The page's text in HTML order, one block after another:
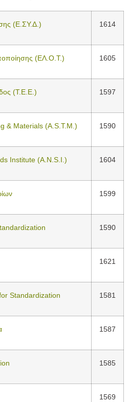
(Ε.ΣΥ.Δ.) 1614
(ΕΛ.Ο.Τ.) 1605
(Τ.Ε.Ε.) 1597
& Materials (A.S.T.M.) 1590
Institute (A.N.S.I.) 1604
1599
1590
1621
Standardization 1581
1587
1585
1569